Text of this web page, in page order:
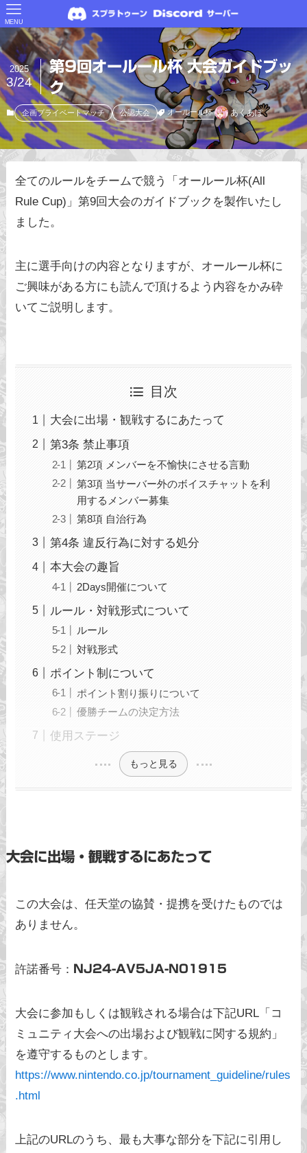
MENU
第9回オールール杯 大会ガイドブッ
ク
2025
3/24
企画プライベートマッチ 公認大会 オールール杯 あくあぽ
全てのルールをチームで競う「オールール杯(All
Rule Cup)」第9回大会のガイドブックを製作いたし
ました。
主に選手向けの内容となりますが、オールール杯に
ご興味がある方にも読んで頂けるよう内容をかみ砕
いてご説明します。
目次
大会に出場・観戦するにあたって
第3条 禁止事項
第2項 メンバーを不愉快にさせる言動
第3項 当サーバー外のボイスチャットを利
用するメンバー募集
第8項 自治行為
第4条 違反行為に対する処分
本大会の趣旨
2Days開催について
ルール・対戦形式について
ルール
対戦形式
ポイント制について
ポイント割り振りについて
優勝チームの決定方法
使用ステージ
もっと見る
大会に出場・観戦するにあたって
この大会は、任天堂の協賛・提携を受けたものでは
ありません。
許諾番号： NJ24-AV5JA-N01915
大会に参加もしくは観戦される場合は下記URL「コ
ミュニティ大会への出場および観戦に関する規約」
を遵守するものとします。
https://www.nintendo.co.jp/tournament_guideline/rules
.html
上記のURLのうち、最も大事な部分を下記に引用し